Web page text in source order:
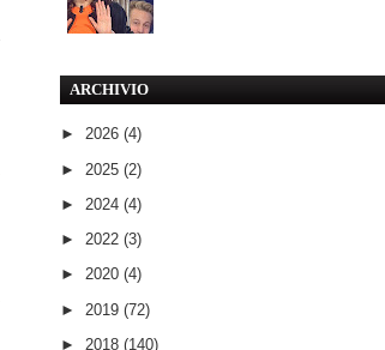
ARCHIVIO
► 2026 (4)
► 2025 (2)
► 2024 (4)
► 2022 (3)
► 2020 (4)
► 2019 (72)
► 2018 (140)